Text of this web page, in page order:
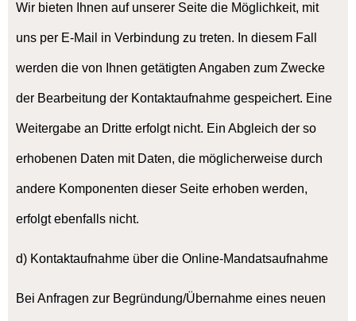
Wir bieten Ihnen auf unserer Seite die Möglichkeit, mit
uns per E-Mail in Verbindung zu treten. In diesem Fall
werden die von Ihnen getätigten Angaben zum Zwecke
der Bearbeitung der Kontaktaufnahme gespeichert. Eine
Weitergabe an Dritte erfolgt nicht. Ein Abgleich der so
erhobenen Daten mit Daten, die möglicherweise durch
andere Komponenten dieser Seite erhoben werden,
erfolgt ebenfalls nicht.
d) Kontaktaufnahme über die Online-Mandatsaufnahme
Bei Anfragen zur Begründung/Übernahme eines neuen